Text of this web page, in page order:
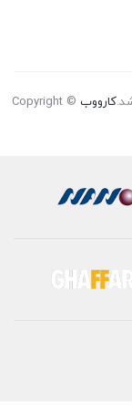
کارووب Copyright ©